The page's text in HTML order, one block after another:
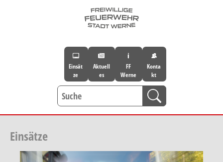
Einsät
ze
Aktuell
es
FF
Werne
Konta
kt
Einsätze